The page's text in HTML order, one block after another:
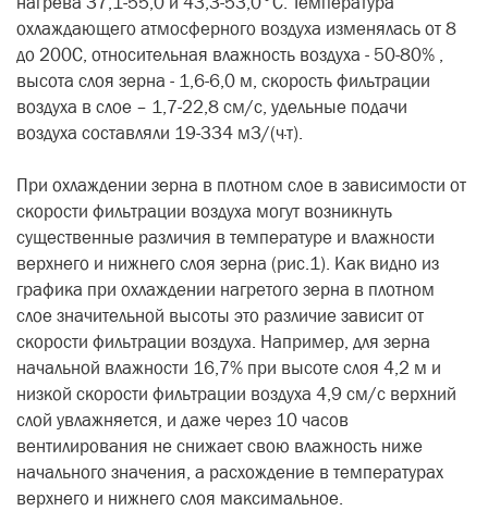
охлаждающего атмосферного воздуха изменялась от 8
до 200С, относительная влажность воздуха - 50-80% ,
высота слоя зерна - 1,6-6,0 м, скорость фильтрации
воздуха в слое – 1,7-22,8 см/с, удельные подачи
воздуха составляли 19-334 м3/(ч·т).
При охлаждении зерна в плотном слое в зависимости от
скорости фильтрации воздуха могут возникнуть
существенные различия в температуре и влажности
верхнего и нижнего слоя зерна (рис.1). Как видно из
графика при охлаждении нагретого зерна в плотном
слое значительной высоты это различие зависит от
скорости фильтрации воздуха. Например, для зерна
начальной влажности 16,7% при высоте слоя 4,2 м и
низкой скорости фильтрации воздуха 4,9 см/с верхний
слой увлажняется, и даже через 10 часов
вентилирования не снижает свою влажность ниже
начального значения, а расхождение в температурах
верхнего и нижнего слоя максимальное.